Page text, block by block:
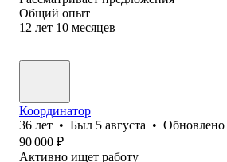
Общий опыт
12 лет 10 месяцев
Координатор
36 лет • Был 5 августа • Обновлено
90 000 ₽
Активно ищет работу